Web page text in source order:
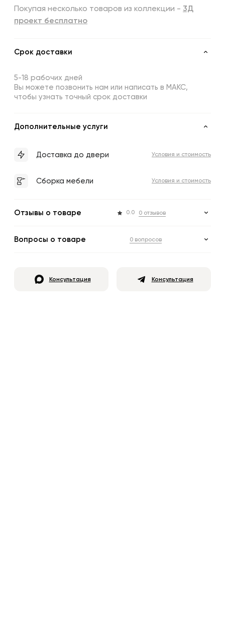
Покупая несколько товаров из коллекции - 3Д
проект бесплатно
Срок доставки
5-18 рабочих дней
Вы можете позвонить нам или написать в МАКС,
чтобы узнать точный срок доставки
Дополнительные услуги
Доставка до двери Условия и стоимость
Сборка мебели Условия и стоимость
Отзывы о товаре 0.0 0 отзывов
Вопросы о товаре 0 вопросов
Консультация Консультация